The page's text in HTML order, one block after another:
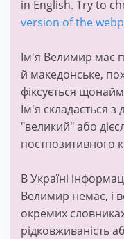
in English. Try to
version of the
Ім'я Велимир має
й македонське,
фіксується
Ім'я складається
"великий" або
постпозитивного
В Україні
Велимир немає, і
окремих
рідковживаність